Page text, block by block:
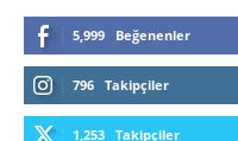
5,999 Beğenenler
796 Takipçiler
1,253 Takipçiler